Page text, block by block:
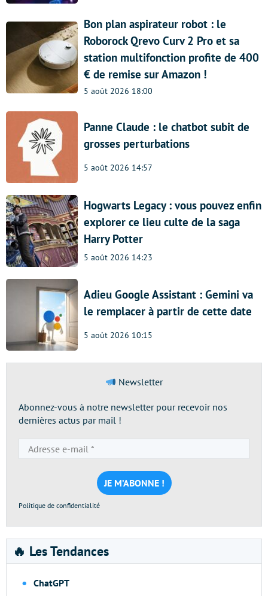
Bon plan aspirateur robot : le
Roborock Qrevo Curv 2 Pro et sa
station multifonction profite de 400
€ de remise sur Amazon !
5 août 2026 18:00
Panne Claude : le chatbot subit de
grosses perturbations
5 août 2026 14:57
Hogwarts Legacy : vous pouvez enfin
explorer ce lieu culte de la saga
Harry Potter
5 août 2026 14:23
Adieu Google Assistant : Gemini va
le remplacer à partir de cette date
5 août 2026 10:15
Newsletter
Abonnez-vous à notre newsletter pour recevoir nos
dernières actus par mail !
e-
mail
*
Politique de confidentialité
🔥 Les Tendances
ChatGPT